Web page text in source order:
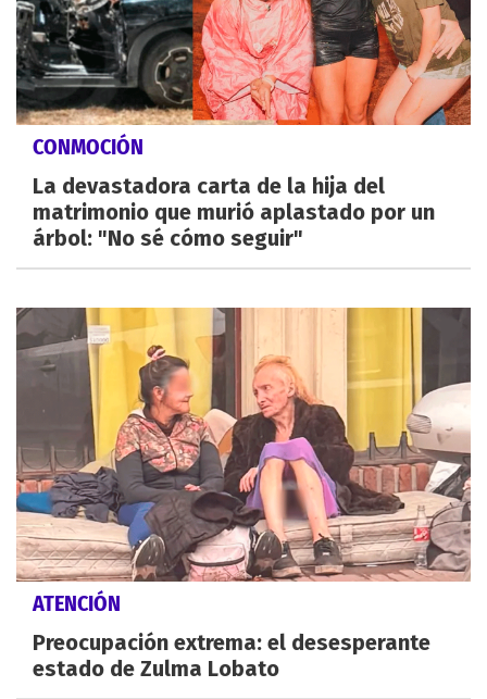
CONMOCIÓN
La devastadora carta de la hija del
matrimonio que murió aplastado por un
árbol: "No sé cómo seguir"
ATENCIÓN
Preocupación extrema: el desesperante
estado de Zulma Lobato